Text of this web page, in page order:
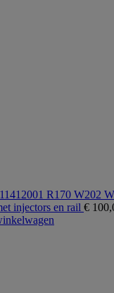
R170 W202
injectors en rail €